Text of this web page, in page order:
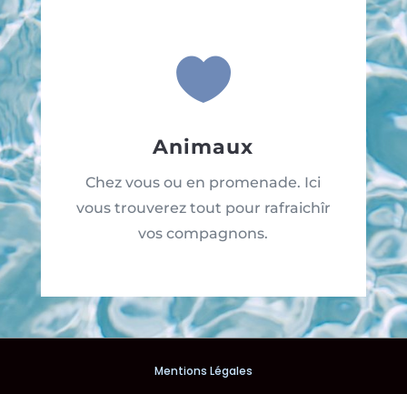

Animaux
Chez vous ou en promenade. Ici
vous trouverez tout pour rafraichîr
vos compagnons.
Mentions Légales